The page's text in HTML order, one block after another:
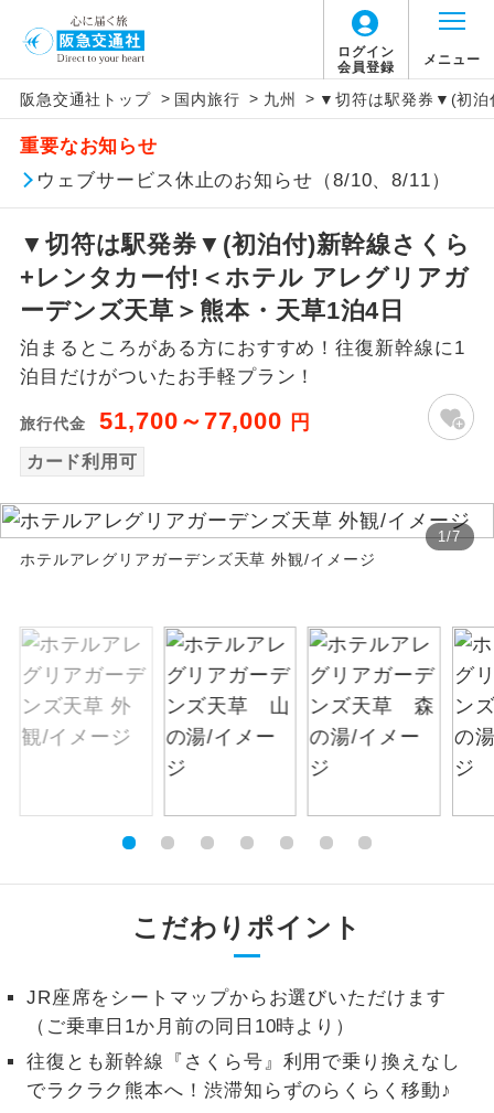
ログイン
会員登録
メニュー
阪急交通社トップ > 国内旅行 > 九州 > ▼切符は駅発券▼(初泊
重要なお知らせ
ウェブサービス休止のお知らせ（8/10、8/11）
▼切符は駅発券▼(初泊付)新幹線さくら
+レンタカー付!＜ホテル アレグリアガ
ーデンズ天草＞熊本・天草1泊4日
泊まるところがある方におすすめ！往復新幹線に1
泊目だけがついたお手軽プラン！
旅行代金 51,700～77,000 円
カード利用可
1/7
ホテルアレグリアガーデンズ天草 外観/イメージ
こだわりポイント
JR座席をシートマップからお選びいただけます
（ご乗車日1か月前の同日10時より）
往復とも新幹線『さくら号』利用で乗り換えなし
でラクラク熊本へ！渋滞知らずのらくらく移動♪
アイコン 説明
添乗員同行
往路出発空港（駅）から復路到着空港
（駅）まで同行します。
現地添乗員同
行
現地到着空港（駅）から最終日出発空港
（駅）まで添乗員が同行します。
バスガイド乗
務
バスガイドが乗務し、車内での観光案内
があります。
世界遺産
絶景 絶景スポットに立ち寄るコースです。
ご宿泊ホテルに露天風呂が付いていま
す。
大浴場 ご宿泊ホテルに大浴場が付いています。
お部屋食
周りの音を気にせず、ガイドさんの説明
1名様催行
1名様から出発可能な個人型プランで
2名様催行
2名様から出発可能な個人型プランで